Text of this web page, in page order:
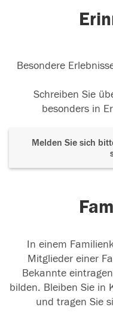
Besondere
Schreiben Sie
besonders in
Melden Sie sich
In einem
Mitglieder einer
Bekannte
bilden. Bleiben Sie in
und tragen Sie